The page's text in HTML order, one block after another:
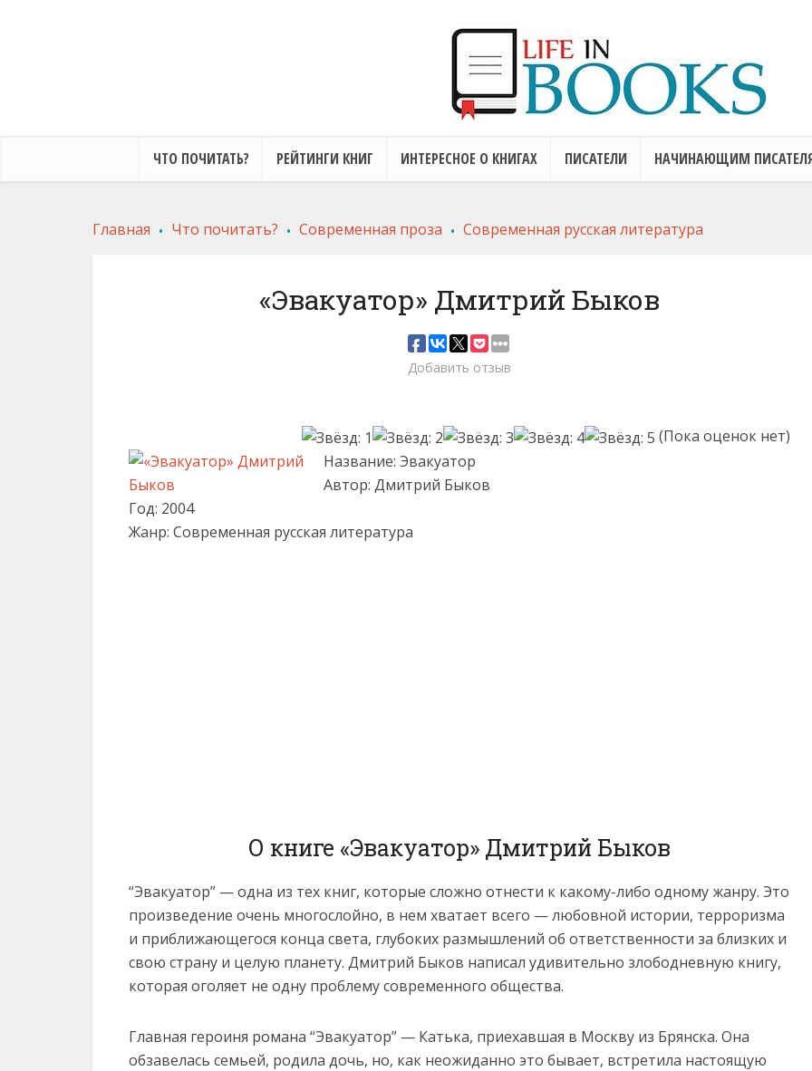
ЧТО ПОЧИТАТЬ? РЕЙТИНГИ КНИГ ИНТЕРЕСНОЕ О КНИГАХ ПИСАТЕЛИ НАЧИНАЮЩИМ
Главная . Что почитать? . Современная проза . Современная русская литература
«Эвакуатор» Дмитрий Быков
Добавить отзыв
(Пока оценок нет)
Название: Эвакуатор
Автор: Дмитрий Быков
Год: 2004
Жанр: Современная русская литература
О книге «Эвакуатор» Дмитрий Быков
“Эвакуатор” — одна из тех книг, которые сложно отнести к какому-либо одному жанру. Это
произведение очень многослойно, в нем хватает всего — любовной истории, терроризма
и приближающегося конца света, глубоких размышлений об ответственности за близких и
свою страну и целую планету. Дмитрий Быков написал удивительно злободневную книгу,
которая оголяет не одну проблему современного общества.
Главная героиня романа “Эвакуатор” — Катька, приехавшая в Москву из Брянска. Она
обзавелась семьей, родила дочь, но, как неожиданно это бывает, встретила настоящую